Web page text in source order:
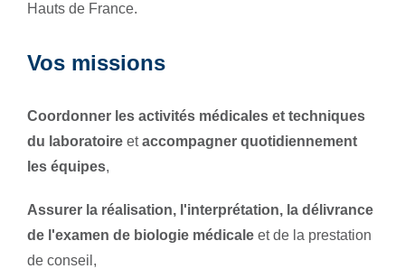
Hauts de France.
Vos missions
Coordonner les activités médicales et techniques
du laboratoire etaccompagner quotidiennement
les équipes,
Assurer la réalisation, l'interprétation, la délivrance
de l'examen de biologie médicale et de la prestation
de conseil,